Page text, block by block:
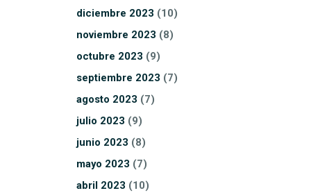
diciembre 2023 (10)
noviembre 2023 (8)
octubre 2023 (9)
septiembre 2023 (7)
agosto 2023 (7)
julio 2023 (9)
junio 2023 (8)
mayo 2023 (7)
abril 2023 (10)